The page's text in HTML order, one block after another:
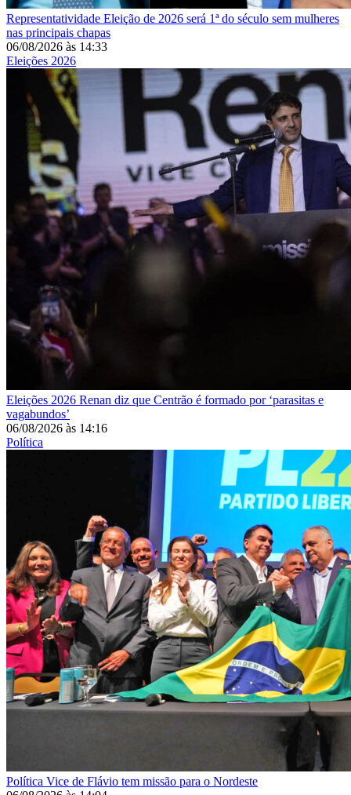
Representatividade Eleição de 2026 será 1ª do século sem mulheres
nas principais chapas
06/08/2026 às 14:33
Eleições 2026
Eleições 2026 Renan diz que Centrão é formado por ‘parasitas e
vagabundos’
06/08/2026 às 14:16
Política
Política Vice de Flávio tem missão para o Nordeste